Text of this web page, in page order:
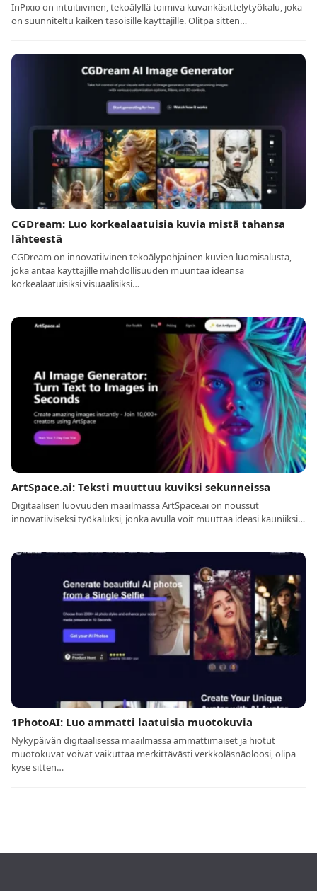
InPixio on intuitiivinen, tekoälyllä toimiva kuvankäsittelytyökalu, joka
on suunniteltu kaiken tasoisille käyttäjille. Olitpa sitten…
CGDream: Luo korkealaatuisia kuvia mistä tahansa
lähteestä
CGDream on innovatiivinen tekoälypohjainen kuvien luomisalusta,
joka antaa käyttäjille mahdollisuuden muuntaa ideansa
korkealaatuisiksi visuaalisiksi…
ArtSpace.ai: Teksti muuttuu kuviksi sekunneissa
Digitaalisen luovuuden maailmassa ArtSpace.ai on noussut
innovatiiviseksi työkaluksi, jonka avulla voit muuttaa ideasi kauniiksi…
1PhotoAI: Luo ammatti laatuisia muotokuvia
Nykypäivän digitaalisessa maailmassa ammattimaiset ja hiotut
muotokuvat voivat vaikuttaa merkittävästi verkkoläsnäoloosi, olipa
kyse sitten…